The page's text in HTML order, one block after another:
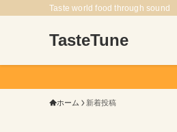
Taste world food through sound
TasteTune
ホーム 新着投稿